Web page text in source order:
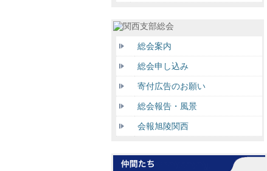
総会案内
総会申し込み
寄付広告のお願い
総会報告・風景
会報旭陵関西